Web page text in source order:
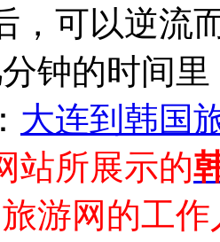
，可以逆流
钟的时间
大连到韩国
站所展示的
游网的工